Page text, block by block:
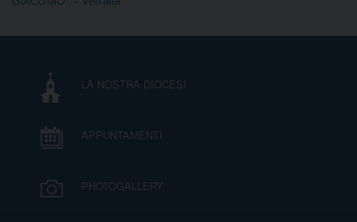
PARROCCHIE
LA NOSTRA DIOCESI
APPUNTAMENTI
PHOTOGALLERY